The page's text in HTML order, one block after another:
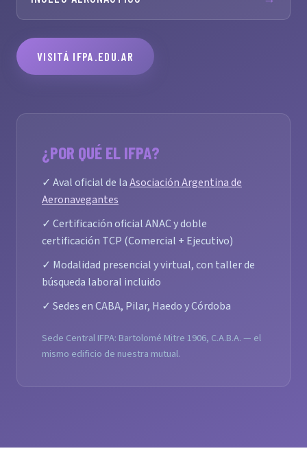
VISITÁ IFPA.EDU.AR
¿POR QUÉ EL IFPA?
✓ Aval oficial de laAsociación Argentina de
Aeronavegantes
✓ Certificación oficial ANAC y doble
certificación TCP (Comercial + Ejecutivo)
✓ Modalidad presencial y virtual, con taller de
búsqueda laboral incluido
✓ Sedes en CABA, Pilar, Haedo y Córdoba
Sede Central IFPA: Bartolomé Mitre 1906, C.A.B.A. — el
mismo edificio de nuestra mutual.